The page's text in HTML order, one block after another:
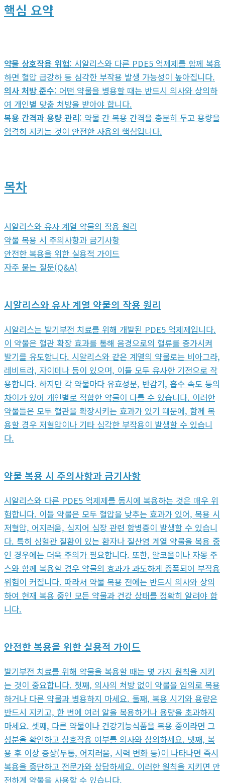
핵심 요약
약물 상호작용 위험: 시알리스와 다른 PDE5 억제제를 함께 복용
하면 혈압 급강하 등 심각한 부작용 발생 가능성이 높아집니다.
의사 처방 준수: 어떤 약물을 병용할 때는 반드시 의사와 상의하
여 개인별 맞춤 처방을 받아야 합니다.
복용 간격과 용량 관리: 약물 간 복용 간격을 충분히 두고 용량을
엄격히 지키는 것이 안전한 사용의 핵심입니다.
목차
시알리스와 유사 계열 약물의 작용 원리
약물 복용 시 주의사항과 금기사항
안전한 복용을 위한 실용적 가이드
자주 묻는 질문(Q&A)
시알리스와 유사 계열 약물의 작용 원리
시알리스는 발기부전 치료를 위해 개발된 PDE5 억제제입니다.
이 약물은 혈관 확장 효과를 통해 음경으로의 혈류를 증가시켜
발기를 유도합니다. 시알리스와 같은 계열의 약물로는 비아그라,
레비트라, 자이데나 등이 있으며, 이들 모두 유사한 기전으로 작
용합니다. 하지만 각 약물마다 유효성분, 반감기, 흡수 속도 등의
차이가 있어 개인별로 적합한 약물이 다를 수 있습니다. 이러한
약물들은 모두 혈관을 확장시키는 효과가 있기 때문에, 함께 복
용할 경우 저혈압이나 기타 심각한 부작용이 발생할 수 있습니
다.
약물 복용 시 주의사항과 금기사항
시알리스와 다른 PDE5 억제제를 동시에 복용하는 것은 매우 위
험합니다. 이들 약물은 모두 혈압을 낮추는 효과가 있어, 복용 시
저혈압, 어지러움, 심지어 심장 관련 합병증이 발생할 수 있습니
다. 특히 심혈관 질환이 있는 환자나 질산염 계열 약물을 복용 중
인 경우에는 더욱 주의가 필요합니다. 또한, 알코올이나 자몽 주
스와 함께 복용할 경우 약물의 효과가 과도하게 증폭되어 부작용
위험이 커집니다. 따라서 약물 복용 전에는 반드시 의사와 상의
하여 현재 복용 중인 모든 약물과 건강 상태를 정확히 알려야 합
니다.
안전한 복용을 위한 실용적 가이드
발기부전 치료를 위해 약물을 복용할 때는 몇 가지 원칙을 지키
는 것이 중요합니다. 첫째, 의사의 처방 없이 약물을 임의로 복용
하거나 다른 약물과 병용하지 마세요. 둘째, 복용 시기와 용량은
반드시 지키고, 한 번에 여러 알을 복용하거나 용량을 초과하지
마세요. 셋째, 다른 약물이나 건강기능식품을 복용 중이라면 그
성분을 확인하고 상호작용 여부를 의사와 상의하세요. 넷째, 복
용 후 이상 증상(두통, 어지러움, 시력 변화 등)이 나타나면 즉시
복용을 중단하고 전문가와 상담하세요. 이러한 원칙을 지키면 안
전하게 약물을 사용할 수 있습니다.